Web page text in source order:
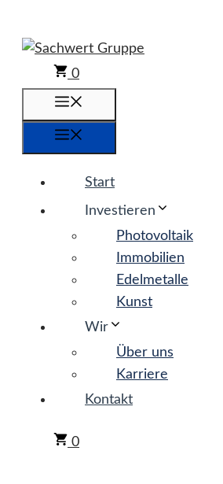
Inhalt
0
Start
Investieren
Photovoltaik
Immobilien
Edelmetalle
Kunst
Wir
Über uns
Karriere
Kontakt
0